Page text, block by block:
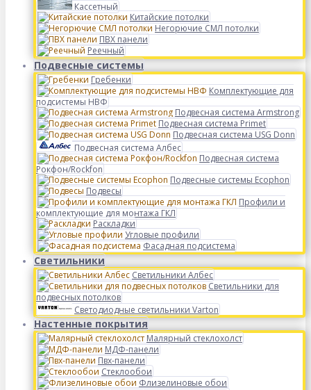
Кассетный
Китайские потолки
Негорючие СМЛ потолки
ПВХ панели
Реечный
Подвесные системы
Гребенки
Комплектующие для
подсистемы НВФ
Подвесная система Armstrong
Подвесная система Primet
Подвесная система USG Donn
Подвесная система Албес
Подвесная система
Рокфон/Rockfon
Подвесные системы Ecophon
Подвесы
Профили и
комплектующие для монтажа ГКЛ
Раскладки
Угловые профили
Фасадная подсистема
Светильники
Светильники Албес
Светильники для
подвесных потолков
Светодиодные светильники Varton
Настенные покрытия
Малярный стеклохолст
МДФ-панели
Пвх-панели
Стеклообои
Флизелиновые обои